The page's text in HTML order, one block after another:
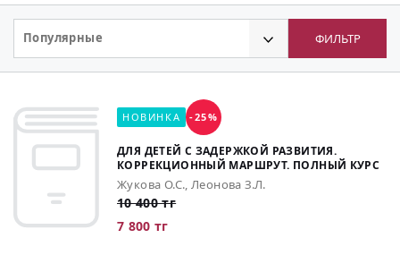
Популярные ФИЛЬТР
НОВИНКА -25%
ДЛЯ ДЕТЕЙ С ЗАДЕРЖКОЙ РАЗВИТИЯ.
КОРРЕКЦИОННЫЙ МАРШРУТ. ПОЛНЫЙ КУРС
Жукова О.С., Леонова З.Л.
10 400 тг
7 800 тг